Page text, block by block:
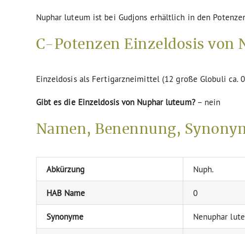
Nuphar luteum ist bei Gudjons erhältlich in den
C-Potenzen Einzeldosis von
Einzeldosis als Fertigarzneimittel (12 große Globuli ca.
Gibt es die Einzeldosis von Nuphar luteum?– nein
Namen, Benennung,
Abkürzung Nuph.
HAB Name 0
Synonyme Nenuphar